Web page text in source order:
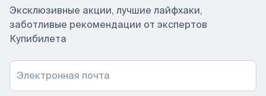
Эксклюзивные акции, лучшие лайфхаки,
заботливые рекомендации от экспертов
Купибилета
Электронная почта